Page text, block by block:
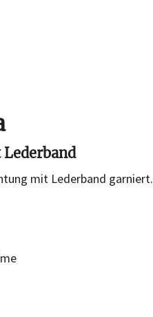
mit Lederband garniert.